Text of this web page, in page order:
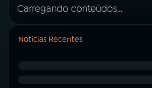
Carregando conteúdos...
Notícias Recentes